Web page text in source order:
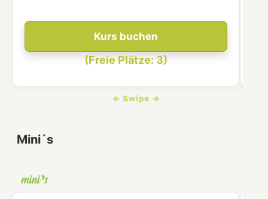
Kurs buchen
(Freie Plätze: 3)
Mini´s